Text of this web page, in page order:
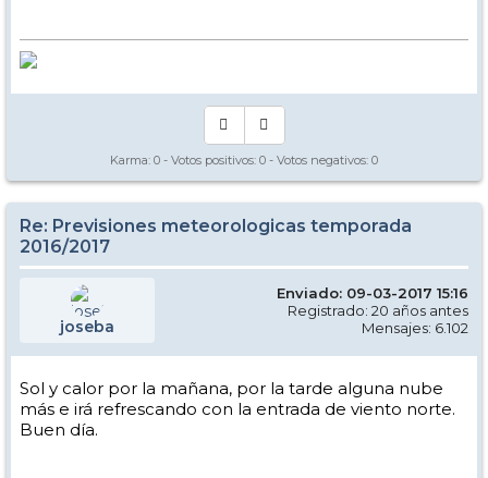
Karma: 0 - Votos positivos: 0 - Votos negativos: 0
Re: Previsiones meteorologicas temporada
2016/2017
joseba
Enviado: 09-03-2017 15:16
Registrado: 20 años antes
Mensajes: 6.102
Sol y calor por la mañana, por la tarde alguna nube
más e irá refrescando con la entrada de viento norte.
Buen día.